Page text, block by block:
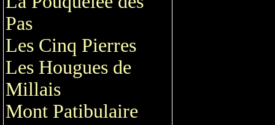
Pas
Les Cinq Pierres
Les Hougues de
Millais
Mont Patibulaire